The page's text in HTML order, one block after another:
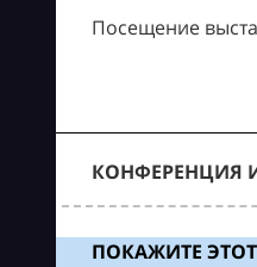
Посещение
КОНФЕРЕНЦИЯ
ПОКАЖИТЕ